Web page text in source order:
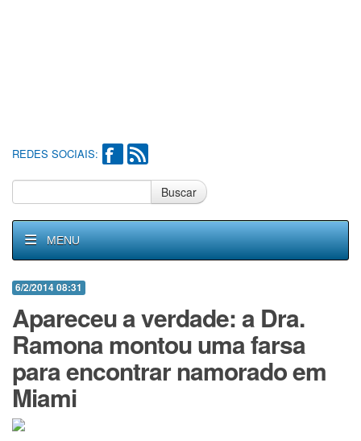
REDES SOCIAIS:
Buscar
MENU
6/2/2014 08:31
Apareceu a verdade: a Dra.
Ramona montou uma farsa
para encontrar namorado em
Miami